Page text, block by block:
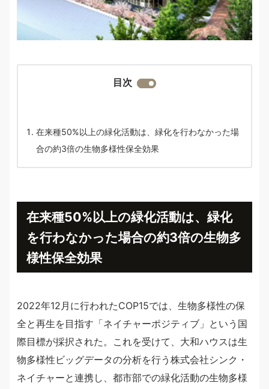
目次
在来種50%以上の緑化活動は、緑化を行わなかった場
合の約3倍の生物多様性保全効果
在来種50%以上の緑化活動は、緑化
を行わなかった場合の約3倍の生物多
様性保全効果
2022年12月に行われたCOP15では、生物多様性の保
全と再生を目指す「ネイチャーポジティブ」という国
際目標が採択された。これを受けて、大和ハウスは生
物多様性ビッグデータの分析を行う株式会社シンク・
ネイチャーと連携し、都市部での緑化活動の生物多様